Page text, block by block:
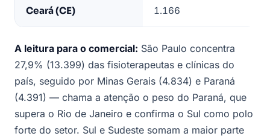
Ceará (CE) 1.166
A leitura para o comercial: São Paulo concentra
27,9% (13.399) das fisioterapeutas e clínicas do
país, seguido por Minas Gerais (4.834) e Paraná
(4.391) — chama a atenção o peso do Paraná, que
supera o Rio de Janeiro e confirma o Sul como polo
forte do setor. Sul e Sudeste somam a maior parte